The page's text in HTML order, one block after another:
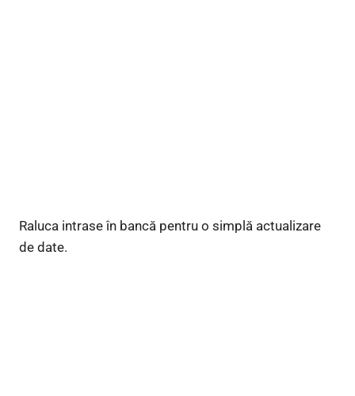
Raluca intrase în bancă pentru o simplă actualizare
de date.